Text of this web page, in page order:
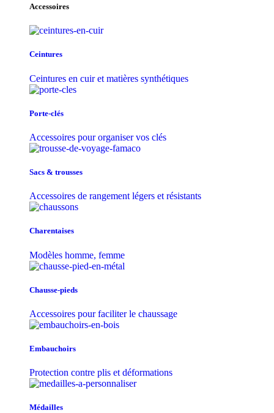
Accessoires
Ceintures
Ceintures en cuir et matières synthétiques
Porte-clés
Accessoires pour organiser vos clés
Sacs & trousse​s
Accessoires de rangement légers et résistants
Charentaises
Modèles homme, femme
Chausse-pieds
Accessoires pour faciliter le chaussage
Embauchoirs
Protection contre plis et déformations
Médailles